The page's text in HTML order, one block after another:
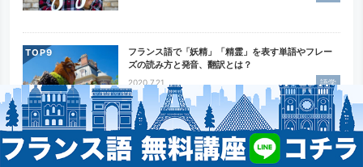
TOP
フランス語で「妖精」「精霊」を表す単語やフレー
ズの読み方と発音、翻訳とは？
2020.7.21 語学
TOP
フランス語で「空」を表す単語やフレーズを紹介！
その発音と読み方とは？